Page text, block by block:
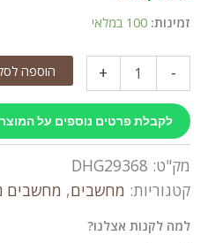
זמינות: 100 במלאי
-
4
G1i
16.0
WUXGA
Ultra5
120U/16GB
+ הוספה
לקבלת פרטים נוספים על המוצר
מק"ט: DHG29368
קטגוריות: מחשבים, מחשבים
למה לקנות אצלנו?